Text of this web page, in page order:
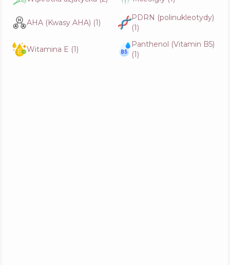
Abib Red Effect Serum 1.05 Pump
77
AHA (Kwasy AHA) (1)
PDRN (polinukleotydy)
(1)
Witamina E (1)
Panthenol (Vitamin B5)
(1)